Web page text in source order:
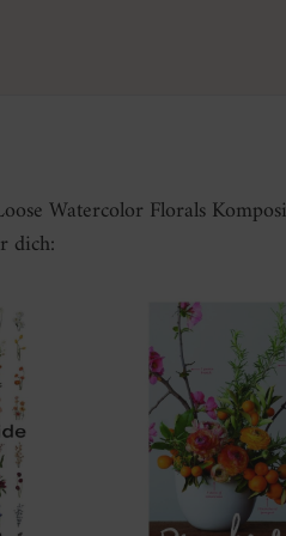
Watercolor Florals
dich: